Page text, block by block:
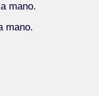
mano.
mano.